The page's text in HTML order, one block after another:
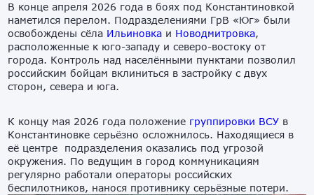
В конце апреля 2026 года в боях под Константиновкой
наметился перелом. Подразделениями ГрВ «Юг» были
освобождены сёла Ильиновка и Новодмитровка,
расположенные к юго-западу и северо-востоку от
города. Контроль над населёнными пунктами позволил
российским бойцам вклиниться в застройку с двух
сторон, севера и юга.
К концу мая 2026 года положение группировки ВСУ в
Константиновке серьёзно осложнилось. Находящиеся в
её центре подразделения оказались под угрозой
окружения. По ведущим в город коммуникациям
регулярно работали операторы российских
беспилотников, нанося противнику серьёзные потери.